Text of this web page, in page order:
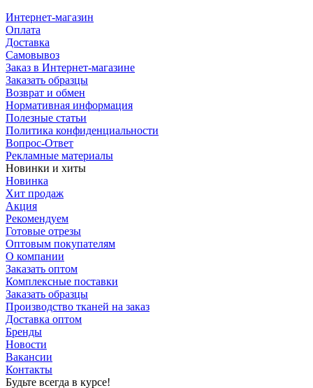
Интернет-магазин
Оплата
Доставка
Самовывоз
Заказ в Интернет-магазине
Заказать образцы
Возврат и обмен
Нормативная информация
Полезные статьи
Политика конфиденциальности
Вопрос-Ответ
Рекламные материалы
Новинки и хиты
Новинка
Хит продаж
Акция
Рекомендуем
Готовые отрезы
Оптовым покупателям
О компании
Заказать оптом
Комплексные поставки
Заказать образцы
Производство тканей на заказ
Доставка оптом
Бренды
Новости
Вакансии
Контакты
Будьте всегда в курсе!